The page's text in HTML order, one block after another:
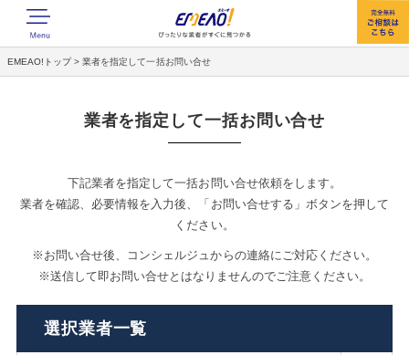
EMEAO!トップ>業者を指定して一括お問い合せ
業者を指定して一括お問い合せ
下記業者を指定して一括お問い合せ依頼をします。
業者を確認、必要情報を入力後、「お問い合せする」ボタンを押して
ください。
※お問い合せ後、コンシェルジュからの連絡にご対応ください。
※送信して即お問い合せとはなりませんのでご注意ください。
選択業者一覧